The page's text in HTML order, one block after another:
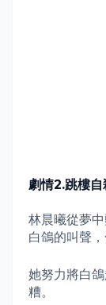
劇情2.跳樓自
林晨曦從夢
白鴿的叫聲
她努力將白
糟。